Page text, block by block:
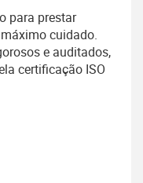
para prestar
cuidado.
e auditados,
certificação ISO